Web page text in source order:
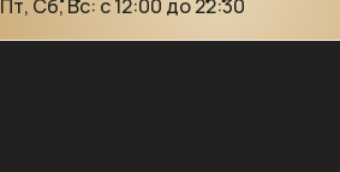
Пт, Сб, Вс: с 12:00 до 22:30